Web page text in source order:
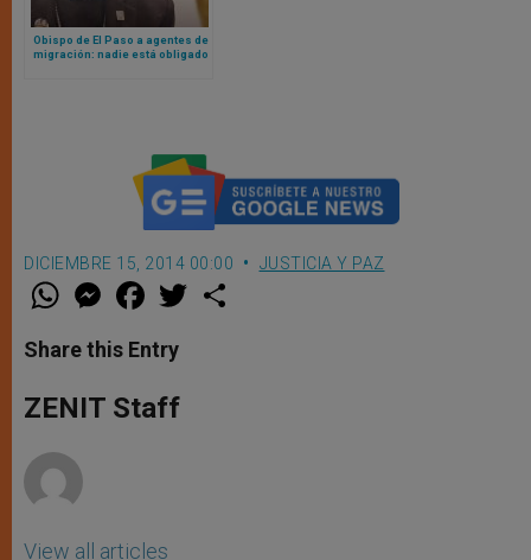
Obispo de El Paso a agentes de
migración: nadie está obligado
DICIEMBRE 15, 2014 00:00 JUSTICIA Y PAZ
W
t
s
p
p
M
e
s
e
g
e
F
a
e
b
o
k
w
Share this Entry
ZENIT Staff
View all articles